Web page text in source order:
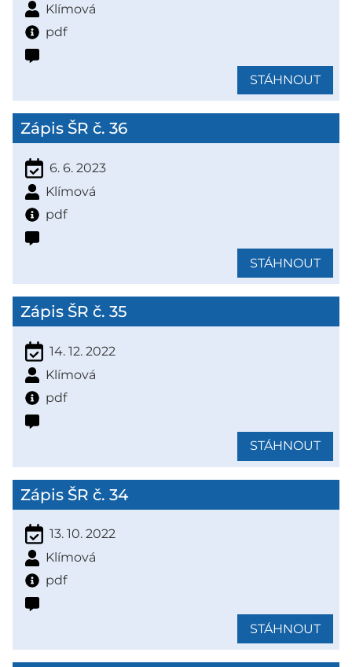
Klímová
pdf
STÁHNOUT
Zápis ŠR č. 36
6. 6. 2023
Klímová
pdf
STÁHNOUT
Zápis ŠR č. 35
14. 12. 2022
Klímová
pdf
STÁHNOUT
Zápis ŠR č. 34
13. 10. 2022
Klímová
pdf
STÁHNOUT